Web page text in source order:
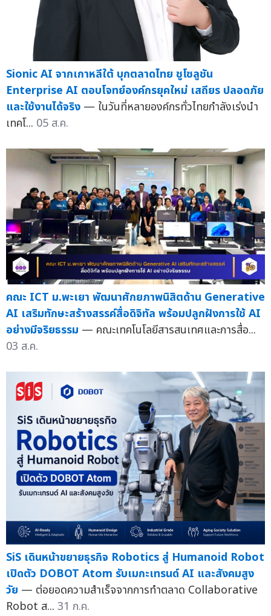
Sionic AI จากเกาหลีใต้ บุกตลาดไทย ชูโซลูชัน
Enterprise AI ตอบโจทย์องค์กรยุคใหม่ เสถียร ปลอดภัย
และใช้งานได้จริง — ในวันที่หลายองค์กรทั่วไทยกำลังเร่งนำ
เทคโ... 05 ส.ค.
คณะ ICT ม.พะเยา พัฒนาศักยภาพนิสิตด้าน Generative
AI เสริมทักษะสร้างสรรค์สื่อดิจิทัล พร้อมปลูกฝังการใช้ AI
อย่างมีจริยธรรม — คณะเทคโนโลยีสารสนเทศและการสื่อ...
03 ส.ค.
SiS เดินหน้าขยายธุรกิจ Robotics สู่ Humanoid Robot
เปิดตัว DOBOT Atom รับเมกะเทรนด์ AI และสังคมสูง
วัย — ต่อยอดความสำเร็จจากการทำตลาด Collaborative
Robot ส... 31 ก.ค.